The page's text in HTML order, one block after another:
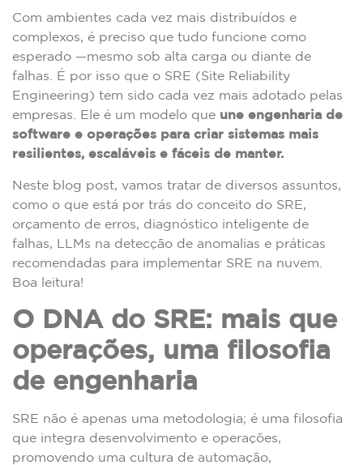
Com ambientes cada vez mais distribuídos e
complexos, é preciso que tudo funcione como
esperado —mesmo sob alta carga ou diante de
falhas. É por isso que o SRE (Site Reliability
Engineering) tem sido cada vez mais adotado pelas
empresas. Ele é um modelo que une engenharia de
software e operações para criar sistemas mais
resilientes, escaláveis e fáceis de manter.
Neste blog post, vamos tratar de diversos assuntos,
como o que está por trás do conceito do SRE,
orçamento de erros, diagnóstico inteligente de
falhas, LLMs na detecção de anomalias e práticas
recomendadas para implementar SRE na nuvem.
Boa leitura!
O DNA do SRE: mais que
operações, uma filosofia
de engenharia
SRE não é apenas uma metodologia; é uma filosofia
que integra desenvolvimento e operações,
promovendo uma cultura de automação,